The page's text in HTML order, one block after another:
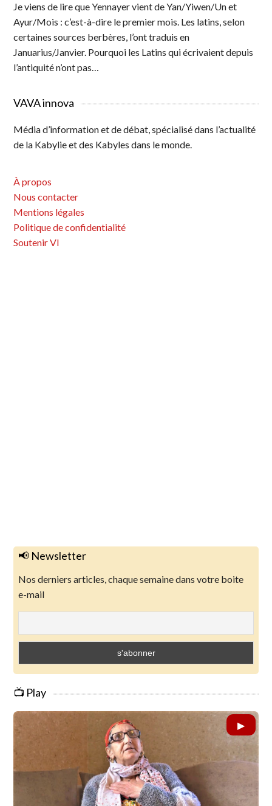
Je viens de lire que Yennayer vient de Yan/Yiwen/Un et
Ayur/Mois : c’est-à-dire le premier mois. Les latins, selon
certaines sources berbères, l’ont traduis en
Januarius/Janvier. Pourquoi les Latins qui écrivaient depuis
l’antiquité n’ont pas…
VAVA innova
Média d’information et de débat, spécialisé dans l’actualité
de la Kabylie et des Kabyles dans le monde.
À propos
Nous contacter
Mentions légales
Politique de confidentialité
Soutenir VI
📢 Newsletter
Nos derniers articles, chaque semaine dans votre boite
e-mail
📺 Play